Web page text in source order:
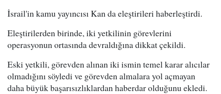
İsrail'in kamu yayıncısı Kan da eleştirileri haberleştirdi.
Eleştirilerden birinde, iki yetkilinin görevlerini
operasyonun ortasında devraldığına dikkat çekildi.
Eski yetkili, görevden alınan iki ismin temel karar alıcılar
olmadığını söyledi ve görevden almalara yol açmayan
daha büyük başarısızlıklardan haberdar olduğunu ekledi.